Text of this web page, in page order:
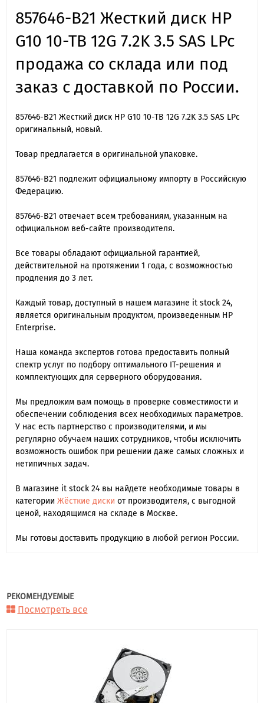
857646-B21 Жесткий диск HP
G10 10-TB 12G 7.2K 3.5 SAS LPc
продажа со склада или под
заказ с доставкой по России.
857646-B21 Жесткий диск HP G10 10-TB 12G 7.2K 3.5 SAS LPc
оригинальный, новый.
Товар предлагается в оригинальной упаковке.
857646-B21 подлежит официальному импорту в Российскую
Федерацию.
857646-B21 отвечает всем требованиям, указанным на
официальном веб-сайте производителя.
Все товары обладают официальной гарантией,
действительной на протяжении 1 года, с возможностью
продления до 3 лет.
Каждый товар, доступный в нашем магазине it stock 24,
является оригинальным продуктом, произведенным HP
Enterprise.
Наша команда экспертов готова предоставить полный
спектр услуг по подбору оптимального IT-решения и
комплектующих для серверного оборудования.
Мы предложим вам помощь в проверке совместимости и
обеспечении соблюдения всех необходимых параметров.
У нас есть партнерство с производителями, и мы
регулярно обучаем наших сотрудников, чтобы исключить
возможность ошибок при решении даже самых сложных и
нетипичных задач.
В магазине it stock 24 вы найдете необходимые товары в
категории Жёсткие диски от производителя, с выгодной
ценой, находящимся на складе в Москве.
Мы готовы доставить продукцию в любой регион России.
РЕКОМЕНДУЕМЫЕ
Посмотреть все